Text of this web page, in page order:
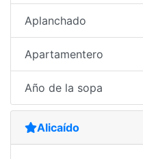
Aplanchado
Apartamentero
Año de la sopa
Alicaído